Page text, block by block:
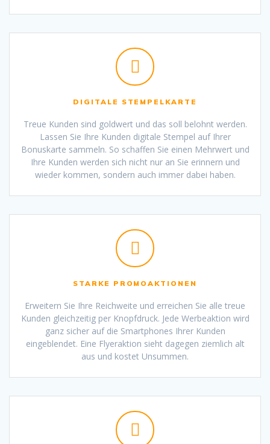
DIGITALE STEMPELKARTE
Treue Kunden sind goldwert und das soll belohnt werden.
Lassen Sie Ihre Kunden digitale Stempel auf Ihrer
Bonuskarte sammeln. So schaffen Sie einen Mehrwert und
Ihre Kunden werden sich nicht nur an Sie erinnern und
wieder kommen, sondern auch immer dabei haben.
STARKE PROMOAKTIONEN
Erweitern Sie Ihre Reichweite und erreichen Sie alle treue
Kunden gleichzeitig per Knopfdruck. Jede Werbeaktion wird
ganz sicher auf die Smartphones Ihrer Kunden
eingeblendet. Eine Flyeraktion sieht dagegen ziemlich alt
aus und kostet Unsummen.